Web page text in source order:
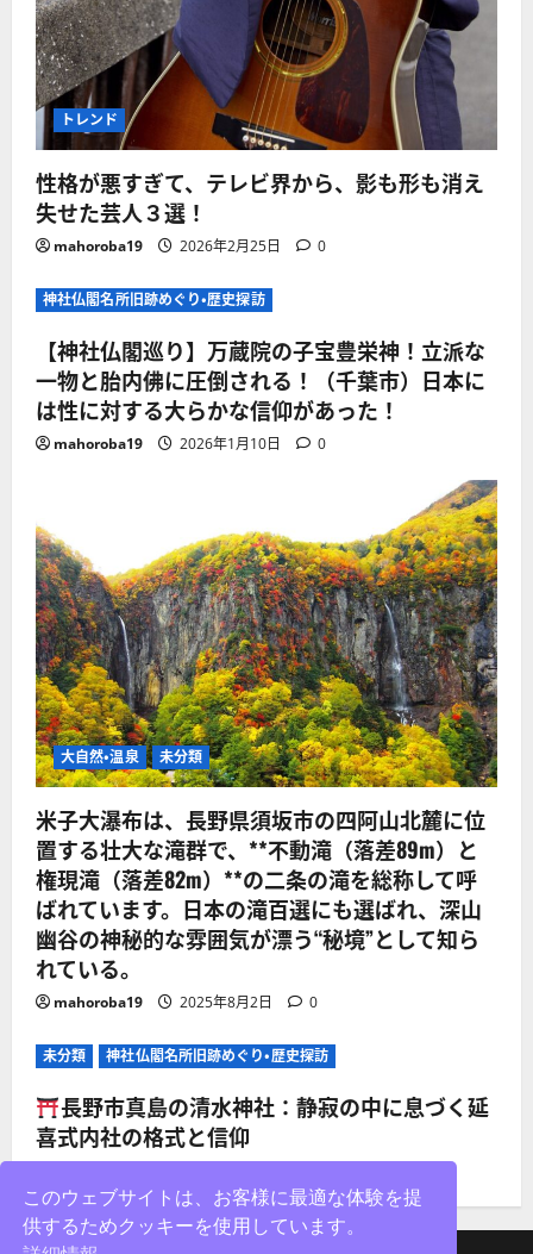
トレンド
性格が悪すぎて、テレビ界から、影も形も消え
失せた芸人３選！
mahoroba19 2026年2月25日 0
神社仏閣名所旧跡めぐり・歴史探訪
【神社仏閣巡り】万蔵院の子宝豊栄神！立派な
一物と胎内佛に圧倒される！（千葉市）日本に
は性に対する大らかな信仰があった！
mahoroba19 2026年1月10日 0
大自然・温泉 未分類
米子大瀑布は、長野県須坂市の四阿山北麓に位
置する壮大な滝群で、**不動滝（落差89m）と
権現滝（落差82m）**の二条の滝を総称して呼
ばれています。日本の滝百選にも選ばれ、深山
幽谷の神秘的な雰囲気が漂う“秘境”として知ら
れている。
mahoroba19 2025年8月2日 0
未分類 神社仏閣名所旧跡めぐり・歴史探訪
長野市真島の清水神社：静寂の中に息づく延
喜式内社の格式と信仰
このウェブサイトは、お客様に最適な体験を提
供するためクッキーを使用しています。